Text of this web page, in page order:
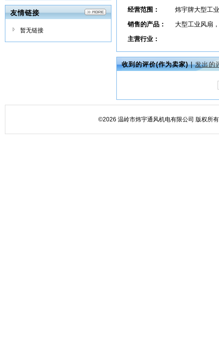
友情链接
暂无链接
经营范围：
炜宇牌大型工
销售的产品：
大型工业风扇
主营行业：
收到的评价(作为卖家)|发出的
©2026 温岭市炜宇通风机电有限公司 版权所